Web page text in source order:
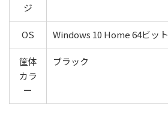
ジ
OS Windows 10 Home 64ビット
筐体
カラ
ー
ブラック